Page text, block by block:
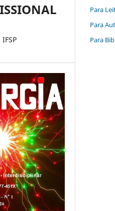
Para
Para
Para